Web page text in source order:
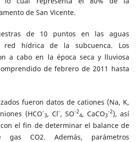
de San Vicente.
de 10 puntos en las aguas
red hídrica de la subcuenca. Los
a cabo en la época seca y lluviosa
de febrero de 2011 hasta
fueron datos de cationes (Na, K,
(HCO-
3, Cl-, SO-2
4, CaCO3
-2), así
el fin de determinar el balance de
CO2. Además, parámetros